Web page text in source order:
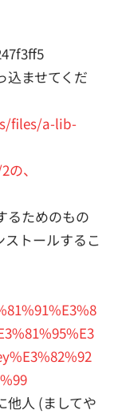
込ませてくだ
files/a-lib-
、
るためのもの
トールするこ
他人 (ましてや